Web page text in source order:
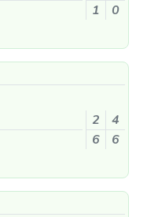
1
0
2
4
6
6